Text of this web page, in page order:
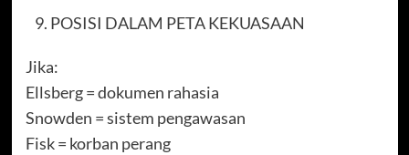
POSISI DALAM PETA KEKUASAAN
Jika:
Ellsberg = dokumen rahasia
Snowden = sistem pengawasan
Fisk = korban perang